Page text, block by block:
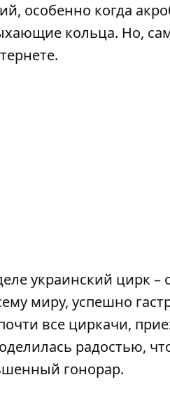
особенно когда
кольца. Но,
украинский цирк –
миру, успешно
все циркачи,
радостью,
гонорар.